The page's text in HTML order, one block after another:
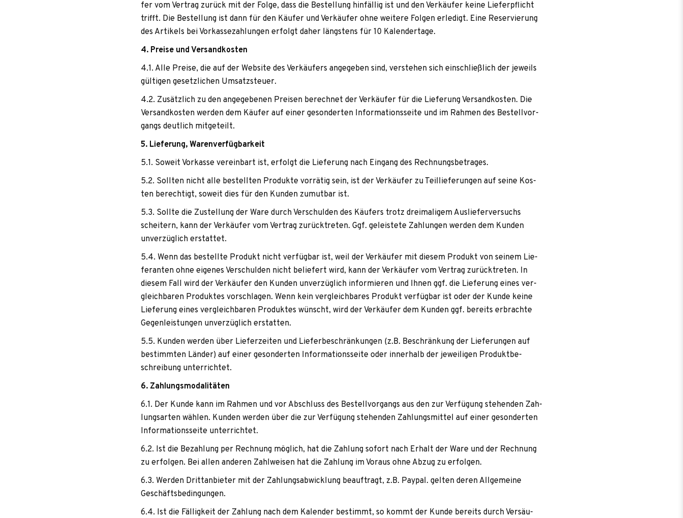
fer vom Ver­trag zurück mit der Folge, dass die Bestel­lung hin­fäl­lig ist und den Ver­käu­fer keine Lie­fer­pflicht
trifft. Die Bestel­lung ist dann für den Käu­fer und Ver­käu­fer ohne wei­tere Fol­gen erle­digt. Eine Reser­vie­rung
des Arti­kels bei Vor­kas­se­zah­lun­gen erfolgt daher längs­tens für 10 Kalendertage.
4. Preise und Versandkosten
4.1. Alle Preise, die auf der Web­site des Ver­käu­fers ange­ge­ben sind, ver­ste­hen sich ein­schließ­lich der jeweils
gül­ti­gen gesetz­li­chen Umsatzsteuer.
4.2. Zusätz­lich zu den ange­ge­be­nen Prei­sen berech­net der Ver­käu­fer für die Lie­fe­rung Ver­sand­kos­ten. Die
Ver­sand­kos­ten wer­den dem Käu­fer auf einer geson­der­ten Infor­ma­ti­ons­seite und im Rah­men des Bestell­vor­
gangs deut­lich mitgeteilt.
5. Lie­fe­rung, Warenverfügbarkeit
5.1. Soweit Vor­kasse ver­ein­bart ist, erfolgt die Lie­fe­rung nach Ein­gang des Rechnungsbetrages.
5.2. Soll­ten nicht alle bestell­ten Pro­dukte vor­rä­tig sein, ist der Ver­käu­fer zu Teil­lie­fe­run­gen auf seine Kos­
ten berech­tigt, soweit dies für den Kun­den zumut­bar ist.
5.3. Sollte die Zustel­lung der Ware durch Ver­schul­den des Käu­fers trotz drei­ma­li­gem Aus­lie­fer­ver­suchs
schei­tern, kann der Ver­käu­fer vom Ver­trag zurück­tre­ten. Ggf. geleis­tete Zah­lun­gen wer­den dem Kun­den
unver­züg­lich erstattet.
5.4. Wenn das bestellte Pro­dukt nicht ver­füg­bar ist, weil der Ver­käu­fer mit die­sem Pro­dukt von sei­nem Lie­
fe­ran­ten ohne eige­nes Ver­schul­den nicht belie­fert wird, kann der Ver­käu­fer vom Ver­trag zurück­tre­ten. In
die­sem Fall wird der Ver­käu­fer den Kun­den unver­züg­lich infor­mie­ren und Ihnen ggf. die Lie­fe­rung eines ver­
gleich­ba­ren Pro­duk­tes vor­schla­gen. Wenn kein ver­gleich­ba­res Pro­dukt ver­füg­bar ist oder der Kunde keine
Lie­fe­rung eines ver­gleich­ba­ren Pro­duk­tes wünscht, wird der Ver­käu­fer dem Kun­den ggf. bereits erbrachte
Gegen­leis­tun­gen unver­züg­lich erstatten.
5.5. Kun­den wer­den über Lie­fer­zei­ten und Lie­fer­be­schrän­kun­gen (z.B. Beschrän­kung der Lie­fe­run­gen auf
bestimm­ten Län­der) auf einer geson­der­ten Infor­ma­ti­ons­seite oder inner­halb der jewei­li­gen Pro­dukt­be­
schrei­bung unterrichtet.
6. Zah­lungs­mo­da­li­tä­ten
6.1. Der Kunde kann im Rah­men und vor Abschluss des Bestell­vor­gangs aus den zur Ver­fü­gung ste­hen­den Zah­
lungs­ar­ten wäh­len. Kun­den wer­den über die zur Ver­fü­gung ste­hen­den Zah­lungs­mit­tel auf einer geson­der­ten
Infor­ma­ti­ons­seite unterrichtet.
6.2. Ist die Bezah­lung per Rech­nung mög­lich, hat die Zah­lung sofort nach Erhalt der Ware und der Rech­nung
zu erfol­gen. Bei allen ande­ren Zahl­wei­sen hat die Zah­lung im Vor­aus ohne Abzug zu erfolgen.
6.3. Wer­den Dritt­an­bie­ter mit der Zah­lungs­ab­wick­lung beauf­tragt, z.B. Pay­pal. gel­ten deren All­ge­meine
Geschäftsbedingungen.
6.4. Ist die Fäl­lig­keit der Zah­lung nach dem Kalen­der bestimmt, so kommt der Kunde bereits durch Ver­säu­